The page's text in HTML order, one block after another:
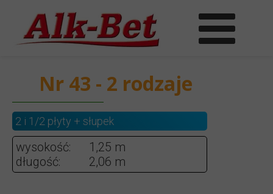
Nr 43 - 2 rodzaje
wysokość:
1,25 m
długość:
2,06 m
2 i 1/2 płyty + słupek